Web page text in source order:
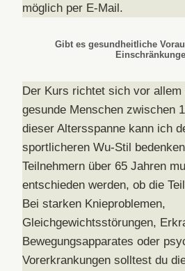
möglich per E-Mail.
Gibt es gesundheitliche
Der Kurs richtet sich vor allem
gesunde Menschen zwischen
dieser Altersspanne kann ich
sportlicheren Wu-Stil
Teilnehmern über 65 Jahren
entschieden werden, ob die
Bei starken Knieproblemen,
Gleichgewichtsstörungen,
Bewegungsapparates oder
Vorerkrankungen solltest du